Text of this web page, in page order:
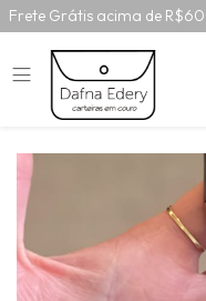
Frete Grátis acima de